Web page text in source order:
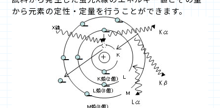
から元素の定性・定量を行うことができます。